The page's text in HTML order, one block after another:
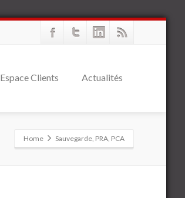
Espace Clients Actualités
Home Sauvegarde, PRA, PCA